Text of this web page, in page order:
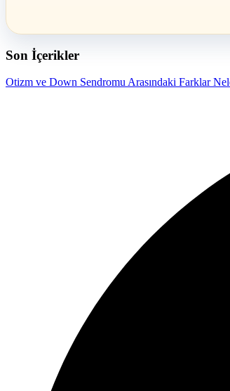
Son İçerikler
Otizm ve Down Sendromu Arasındaki Farklar